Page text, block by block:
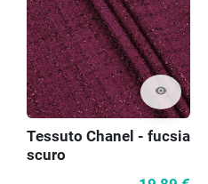
visibility
Tessuto Chanel - fucsia
scuro